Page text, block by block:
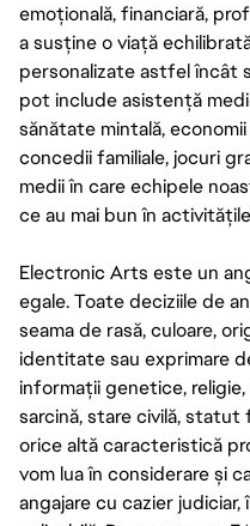
emoțională, financiară,
a susține o viață
personalizate astfel încât
pot include asistență
sănătate mintală,
concedii familiale, jocuri
medii în care echipele
ce au mai bun în
Electronic Arts este un
egale. Toate deciziile de
seama de rasă, culoare,
identitate sau exprimare
informații genetice,
sarcină, stare civilă,
orice altă caracteristică
vom lua în considerare și
angajare cu cazier